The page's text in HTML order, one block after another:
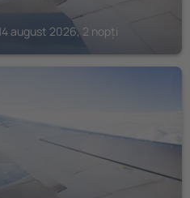
august 2026, 2 nopți